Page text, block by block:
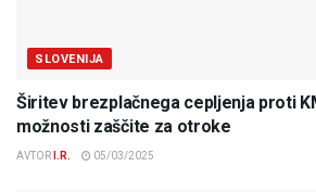
SLOVENIJA
Širitev brezplačnega cepljenja proti
možnosti zaščite za otroke
AVTOR I.R. 05/03/2025